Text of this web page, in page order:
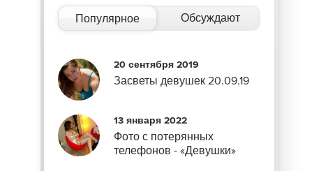
Популярное Обсуждают
20 сентября 2019
Засветы девушек 20.09.19
13 января 2022
Фото с потерянных
телефонов - «Девушки»